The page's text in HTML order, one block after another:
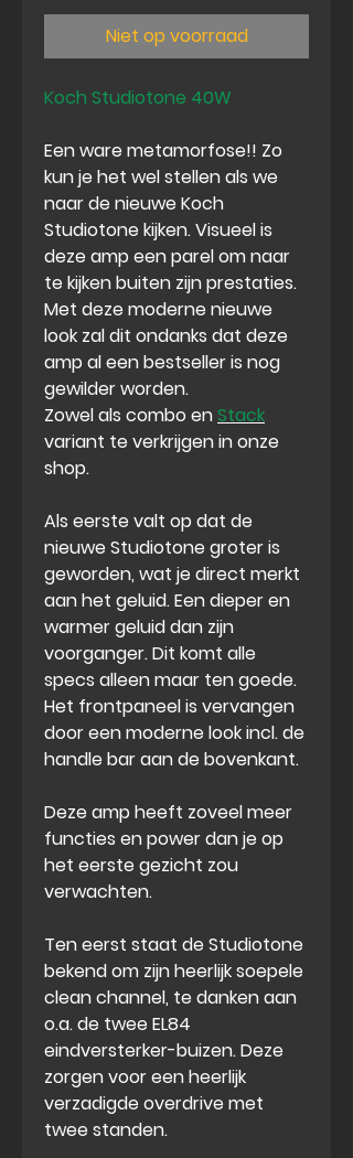
Niet op voorraad
Koch Studiotone 40W
Een ware metamorfose!! Zo
kun je het wel stellen als we
naarde nieuwe Koch
Studiotonekijken. Visueel is
deze amp een parel om naar
te kijken buiten zijn prestaties.
Met deze moderne nieuwe
look zal dit ondanks dat deze
amp al een bestseller is nog
gewilder worden.
Zowel als combo enStack
variant te verkrijgen in onze
shop.
Als eerste valt op dat de
nieuwe Studiotonegroter is
geworden, wat je direct merkt
aan het geluid. Eendieper en
warmer geluiddan zijn
voorganger. Dit komt alle
specs alleen maar ten goede.
Het frontpaneel is vervangen
door een moderne look incl. de
handle bar aan de bovenkant.
Deze amp heeft zoveel meer
functies en power dan je op
het eerste gezicht zou
verwachten.
Ten eerst staat de Studiotone
bekend om zijnheerlijk soepele
clean channel, te danken aan
o.a. de twee EL84
eindversterker-buizen. Deze
zorgen voor eenheerlijk
verzadigde overdrivemet
twee standen.